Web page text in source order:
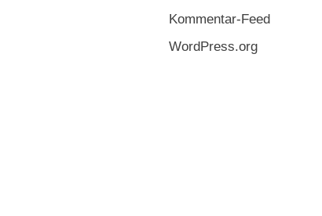
Kommentar-Feed
WordPress.org